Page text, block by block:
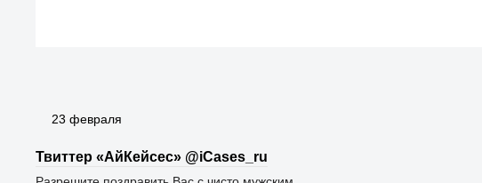
23 февраля
Твиттер «АйКейсес» ‏@iCases_ru